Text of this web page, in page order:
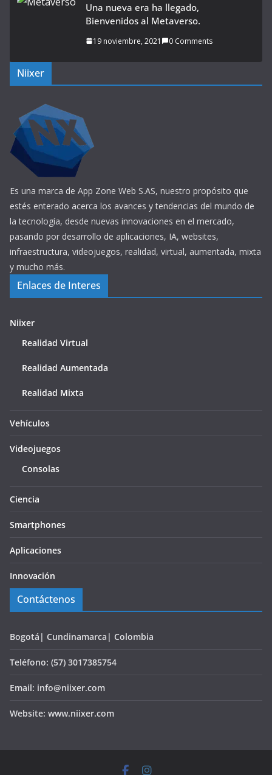
Una nueva era ha llegado,
Bienvenidos al Metaverso.
19 noviembre, 2021 0 Comments
Niixer
Es una marca de App Zone Web S.AS, nuestro propósito que
estés enterado acerca los avances y tendencias del mundo de
la tecnología, desde nuevas innovaciones en el mercado,
pasando por desarrollo de aplicaciones, IA, websites,
infraestructura, videojuegos, realidad, virtual, aumentada, mixta
y mucho más.
Enlaces de Interes
Niixer
Realidad Virtual
Realidad Aumentada
Realidad Mixta
Vehículos
Videojuegos
Consolas
Ciencia
Smartphones
Aplicaciones
Innovación
Contáctenos
Bogotá| Cundinamarca| Colombia
Teléfono: (57) 3017385754
Email: info@niixer.com
Website: www.niixer.com